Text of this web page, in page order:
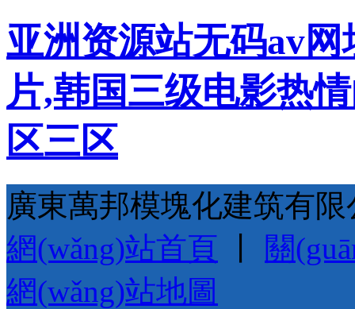
亚洲资源站无码av
片,韩国三级电影热
区三区
廣東萬邦模塊化建筑有限
網(wǎng)站首頁
關
網(wǎng)站地圖